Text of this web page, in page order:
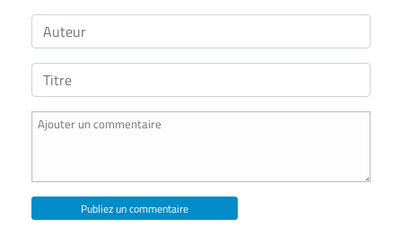
Publiez un commentaire